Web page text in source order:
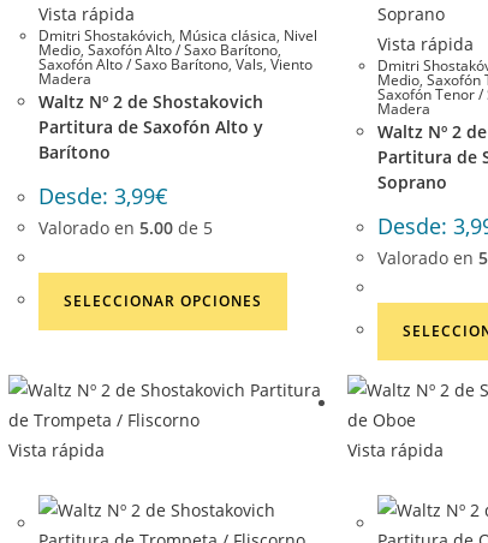
Vista rápida
Dmitri Shostakóvich, Música clásica, Nivel
Medio, Saxofón Alto / Saxo Barítono,
Saxofón Alto / Saxo Barítono, Vals, Viento
Madera
Waltz Nº 2 de Shostakovich
Partitura de Saxofón Alto y
Barítono
Desde: 3,99€
Valorado en 5.00de 5
SELECCIONAR OPCIONES
múltiples
variantes.
Vista rápida
Dmitri
Medio, Saxofón
Saxofón Tenor /
Madera
Waltz Nº 2
Partitura de
Soprano
Desde:
Valorado en
Vista rápida Vista rápida